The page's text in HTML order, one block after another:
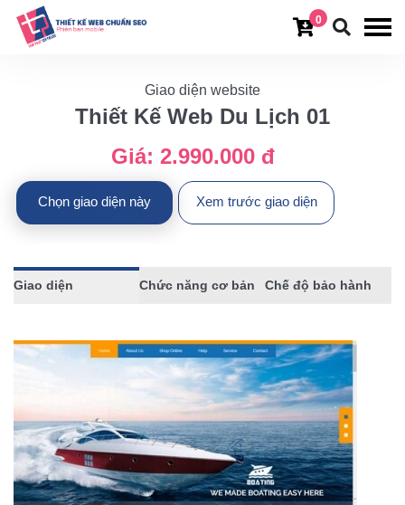
0
Giao diện website
Thiết Kế Web Du Lịch 01
Giá: 2.990.000 đ
Chọn giao diện này Xem trước giao diện
Giao diện Chức năng cơ bản Chế độ bảo hành